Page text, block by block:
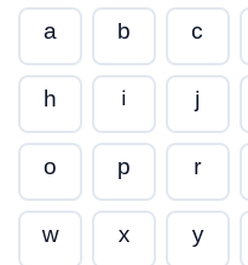
ᵃ ᵇ ᶜ
ʰ
ⁱ ʲ
ᵒ
ᵖ ʳ
ʷ
ˣ ʸ